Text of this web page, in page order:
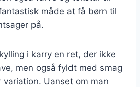
måde at få børn til
på.
i karry en ret, der ikke
men også fyldt med smag
variation. Uanset om man